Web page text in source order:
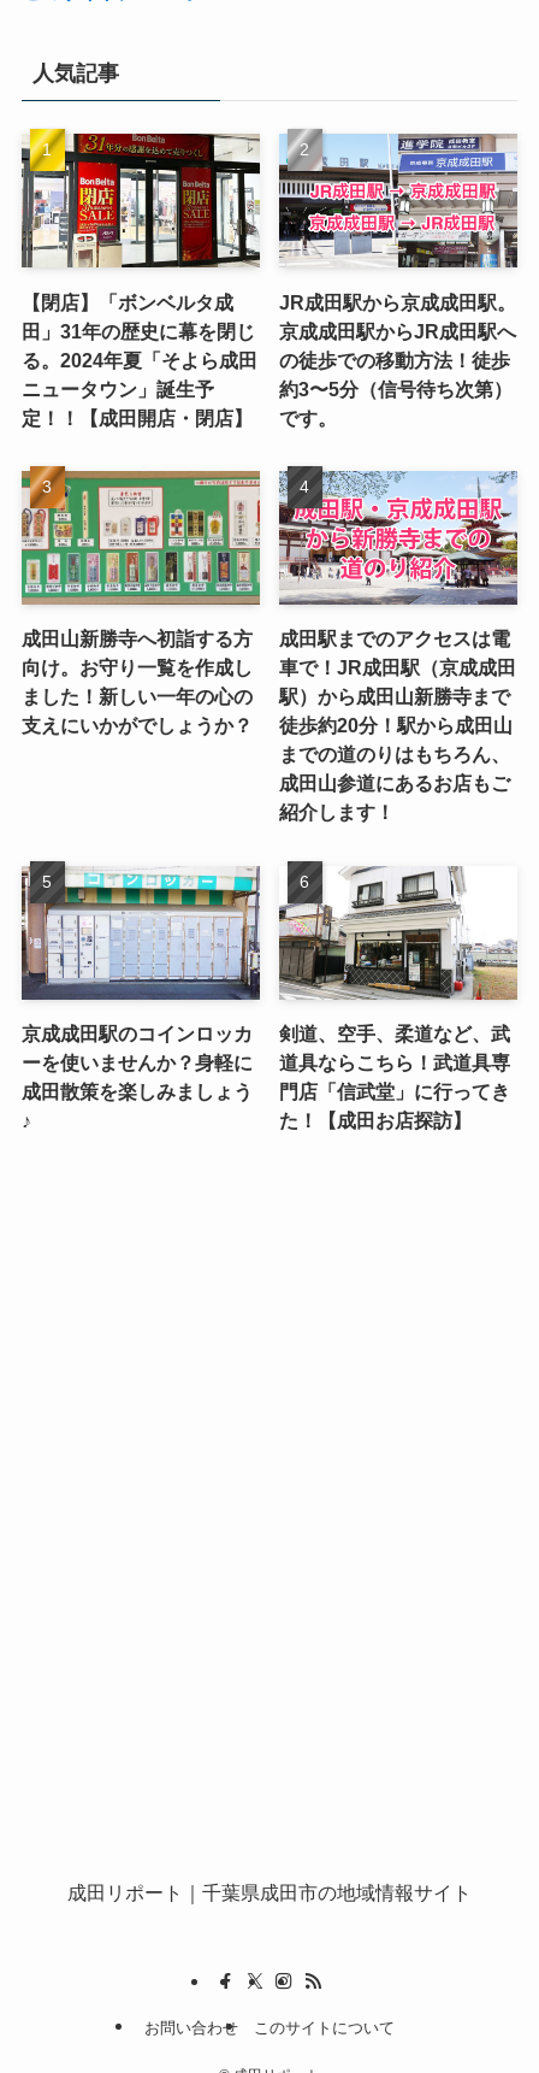
人気記事
【閉店】「ボンベルタ成
田」31年の歴史に幕を閉じ
る。2024年夏「そよら成田
ニュータウン」誕生予
定！！【成田開店・閉店】
JR成田駅から京成成田駅。
京成成田駅からJR成田駅へ
の徒歩での移動方法！徒歩
約3〜5分（信号待ち次第）
です。
成田山新勝寺へ初詣する方
向け。お守り一覧を作成し
ました！新しい一年の心の
支えにいかがでしょうか？
成田駅までのアクセスは電
車で！JR成田駅（京成成田
駅）から成田山新勝寺まで
徒歩約20分！駅から成田山
までの道のりはもちろん、
成田山参道にあるお店もご
紹介します！
京成成田駅のコインロッカ
ーを使いませんか？身軽に
成田散策を楽しみましょう
♪
剣道、空手、柔道など、武
道具ならこちら！武道具専
門店「信武堂」に行ってき
た！【成田お店探訪】
成田リポート ｜千葉県成田市の地域情報サイト
お問い合わせ このサイトについて